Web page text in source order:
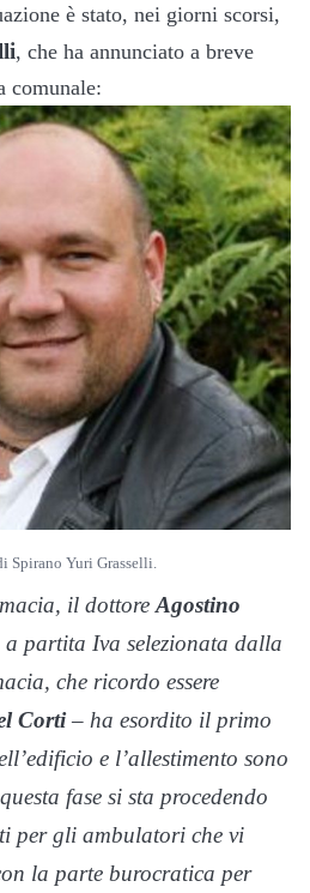
è stato, nei giorni scorsi,
, che ha annunciato a breve
comunale:
Spirano Yuri Grasselli.
il dottore Agostino
partita Iva selezionata dalla
che ricordo essere
Corti– ha esordito il primo
e l’allestimento sono
fase si sta procedendo
per gli ambulatori che vi
la parte burocratica per